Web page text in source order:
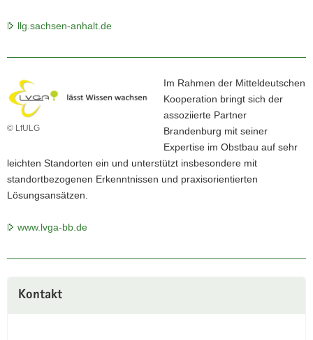
llg.sachsen-anhalt.de
© LfULG
Im Rahmen der Mitteldeutschen
Kooperation bringt sich der
assoziierte Partner
Brandenburg mit seiner
Expertise im Obstbau auf sehr
leichten Standorten ein und unterstützt insbesondere mit
standortbezogenen Erkenntnissen und praxisorientierten
Lösungsansätzen.
www.lvga-bb.de
Kontakt